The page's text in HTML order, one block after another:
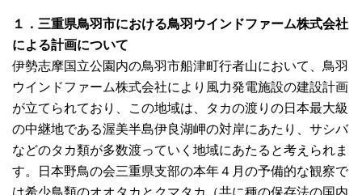
１．三重県鳥羽市における鳥羽ウインドファーム株式会社
による計画について
伊勢志摩国立公園内の鳥羽市船津町行者山において、鳥羽
ウインドファーム株式会社により風力発電施設の建設計画
が立てられており、この地域は、タカの渡りの日本最大級
の中継地である渥美半島伊良湖岬の対岸にあたり、サシバ
などのタカ類が多数渡っていく地域にあたると考えられま
す。日本野鳥の会三重県支部の本年４月の予備的な観察で
は希少鳥類のオオタカとクマタカ（共に種の保存法の国内